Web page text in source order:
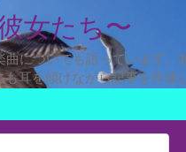
女たち〜
についても語っています
耳を傾けながら記事を作成